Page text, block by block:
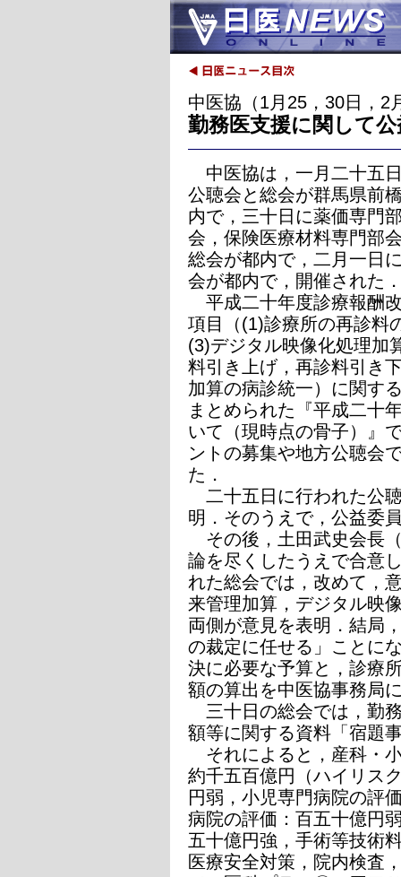
中医協（1月25，30日，2
勤務医支援に関して
中医協は，一月二十五
公聴会と総会が群馬県前
内で，三十日に薬価専門
会，保険医療材料専門部
総会が都内で，二月一日
会が都内で，開催された
平成二十年度診療報酬
項目（(1)診療所の再診料
(3)デジタル映像化処理加
料引き上げ，再診料引き
加算の病診統一）に関す
まとめられた『平成二十
いて（現時点の骨子）』
ントの募集や地方公聴会
た．
二十五日に行われた公
明．そのうえで，公益委
その後，土田武史会長
論を尽くしたうえで合意
れた総会では，改めて，
来管理加算，デジタル映
両側が意見を表明．結局
の裁定に任せる」ことに
決に必要な予算と，診療
額の算出を中医協事務局
三十日の総会では，勤
額等に関する資料「宿題
それによると，産科・
約千五百億円（ハイリス
円弱，小児専門病院の評
病院の評価：百五十億円
五十億円強，手術等技術
医療安全対策，院内検査